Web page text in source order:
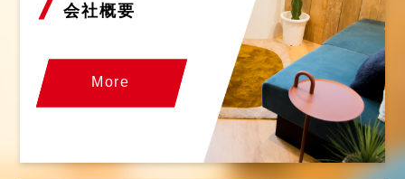
会社概要
More